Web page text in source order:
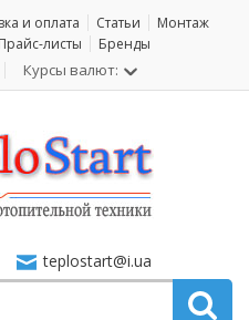
и оплата Статьи
Монтаж
Прайс-листы
Бренды
Курсы валют:
teplostart@i.ua